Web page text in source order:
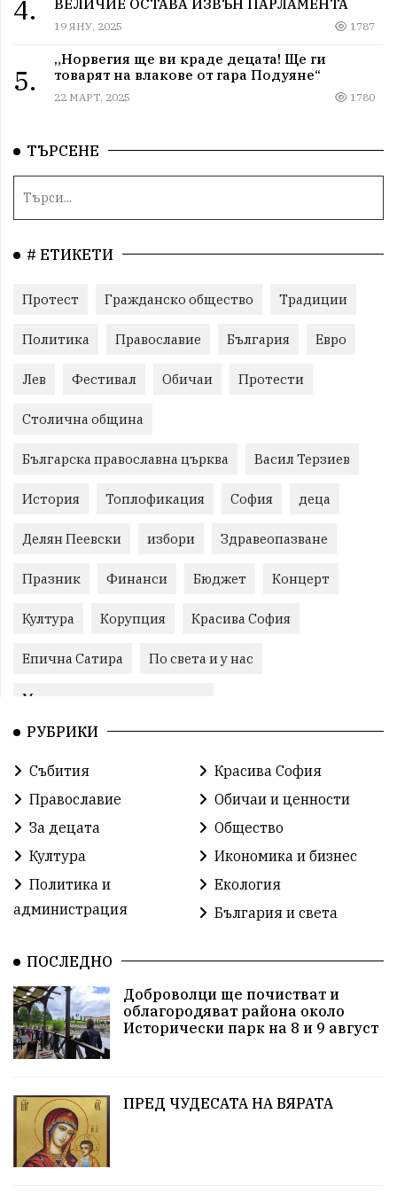
4. 19 ЯНУ, 2025 1787
5.
„Норвегия ще ви краде децата! Ще ги
товарят на влакове от гара Подуяне“
22 МАРТ, 2025 1780
ТЪРСЕНЕ
# ЕТИКЕТИ
Протест Гражданско общество Традиции
Политика Православие България Евро
Лев Фестивал Обичаи Протести
Столична община
Българска православна църква Васил Терзиев
История Топлофикация София деца
Делян Пеевски избори Здравеопазване
Празник Финанси Бюджет Концерт
Култура Корупция Красива София
Епична Сатира По света и у нас
Международни отношения
конституционен съд
българската общност Исторически парк
Доброволци Слатина
Икономика Красива България измама
Европа Актуално Туризъм Бизнес
абсурд Здравословно хранене
Коледа Чиста София
Софийски общински съвет
РУБРИКИ
Събития
Красива София
Православие
Обичаи и ценности
За децата
Общество
Култура
Икономика и бизнес
Политика и
администрация
Екология
България и света
ПОСЛЕДНО
Доброволци ще почистват и
облагородяват района около
Исторически парк на 8 и 9 август
ПРЕД ЧУДЕСАТА НА ВЯРАТА